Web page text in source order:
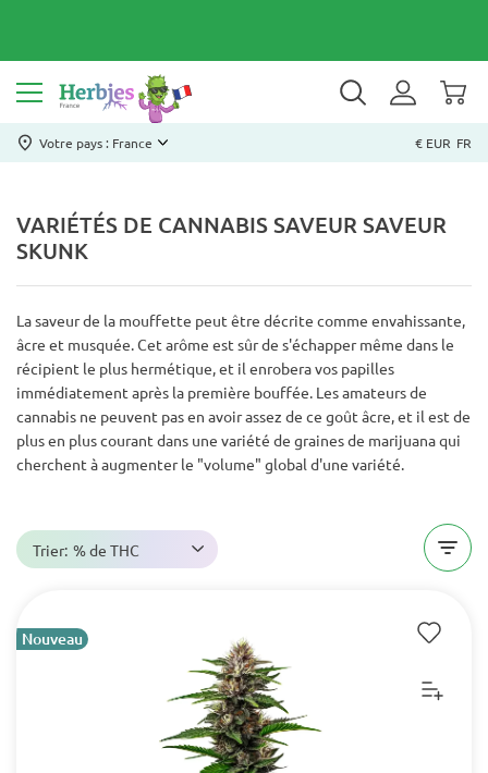
Votre pays : France € EUR FR
VARIÉTÉS DE CANNABIS SAVEUR SAVEUR
SKUNK
La saveur de la mouffette peut être décrite comme envahissante,
âcre et musquée. Cet arôme est sûr de s'échapper même dans le
récipient le plus hermétique, et il enrobera vos papilles
immédiatement après la première bouffée. Les amateurs de
cannabis ne peuvent pas en avoir assez de ce goût âcre, et il est de
plus en plus courant dans une variété de graines de marijuana qui
cherchent à augmenter le "volume" global d'une variété.
Trier: % de THC
Nouveau